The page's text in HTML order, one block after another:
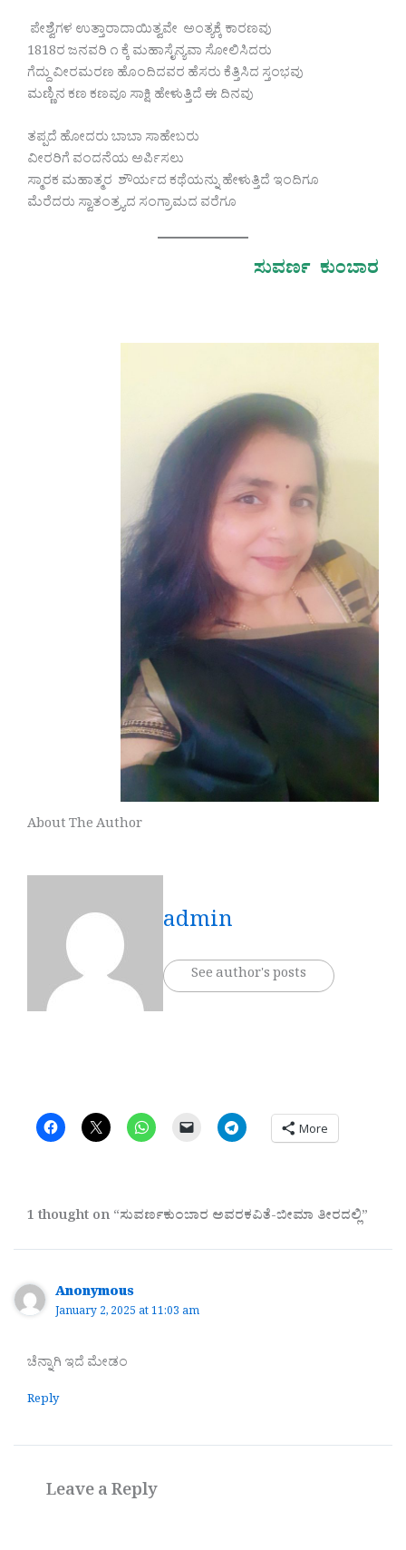
ಪೇಶ್ವೆಗಳ ಉತ್ತಾರಾದಾಯಿತ್ವವೇ ಅಂತ್ಯಕ್ಕೆ ಕಾರಣವು
1818ರ ಜನವರಿ ೧ ಕ್ಕೆ ಮಹಾಸೈನ್ಯವಾ ಸೋಲಿಸಿದರು
ಗೆದ್ದು ವೀರಮರಣ ಹೊಂದಿದವರ ಹೆಸರು ಕೆತ್ತಿಸಿದ ಸ್ತಂಭವು
ಮಣ್ಣಿನ ಕಣ ಕಣವೂ ಸಾಕ್ಷಿ ಹೇಳುತ್ತಿದೆ ಈ ದಿನವು
ತಪ್ಪದೆ ಹೋದರು ಬಾಬಾ ಸಾಹೇಬರು
ವೀರರಿಗೆ ವಂದನೆಯ ಅರ್ಪಿಸಲು
ಸ್ಮಾರಕ ಮಹಾತ್ಮರ ಶೌರ್ಯದ ಕಥೆಯನ್ನು ಹೇಳುತ್ತಿದೆ ಇಂದಿಗೂ
ಮೆರೆದರು ಸ್ವಾತಂತ್ರ್ಯದ ಸಂಗ್ರಾಮದ ವರೆಗೂ
ಸುವರ್ಣ ಕುಂಬಾರ
About The Author
admin
See author's posts
More
1 thought on “ಸುವರ್ಣಕುಂಬಾರ ಅವರಕವಿತೆ-ಬೀಮಾ ತೀರದಲ್ಲಿ”
Anonymous
January 2, 2025 at 11:03 am
ಚೆನ್ನಾಗಿ ಇದೆ ಮೇಡಂ
Reply
Leave a Reply